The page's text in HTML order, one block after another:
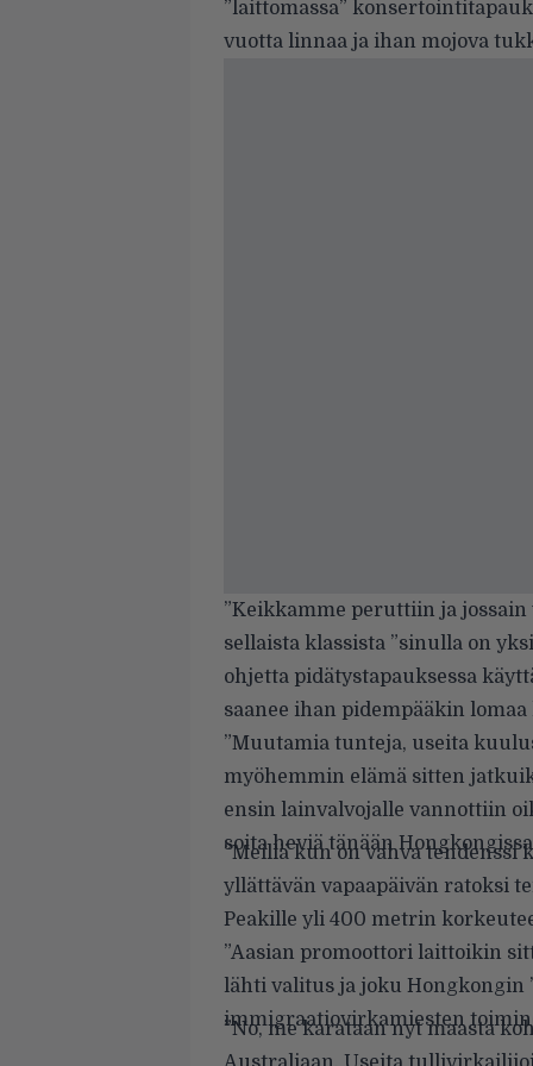
”laittomassa”
vuotta linnaa ja ihan mojova
”Keikkamme peruttiin ja
sellaista klassista ”sinulla on
ohjetta pidätystapauksessa
saanee ihan pidempääkin
”Muutamia tunteja, useita
myöhemmin elämä sitten
ensin lainvalvojalle vannottiin
soita heviä tänään
”Meillä kun on vahva
yllättävän vapaapäivän ratoksi
Peakille yli 400 metrin
”Aasian promoottori laittoikin
lähti valitus ja joku Hongkongin
immigraatiovirkamiesten
”No, me karataan nyt maasta